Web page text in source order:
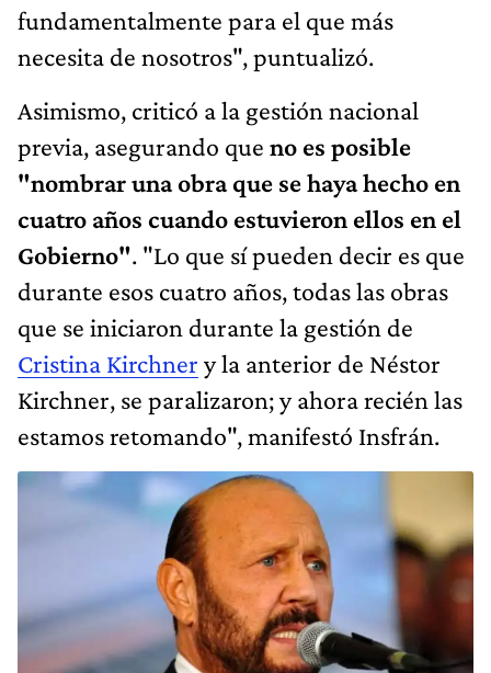
fundamentalmente para el que más
necesita de nosotros", puntualizó.
Asimismo, criticó a la gestión nacional
previa, asegurando que no es posible
"nombrar una obra que se haya hecho en
cuatro años cuando estuvieron ellos en el
Gobierno". "Lo que sí pueden decir es que
durante esos cuatro años, todas las obras
que se iniciaron durante la gestión de
Cristina Kirchner y la anterior de Néstor
Kirchner, se paralizaron; y ahora recién las
estamos retomando", manifestó Insfrán.